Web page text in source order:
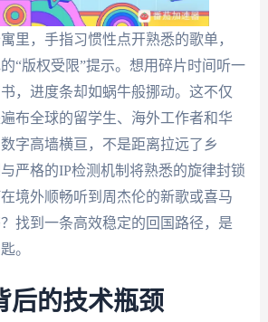
里，手指习惯性点开熟悉的歌单，
“版权受限”提示。想用碎片时间听一
，进度条却如蜗牛般挪动。这不仅
布全球的留学生、海外工作者和华
字高墙横亘，不是距离拉远了乡
严格的IP检测机制将熟悉的旋律封锁
境外顺畅听到周杰伦的新歌或喜马
找到一条高效稳定的回国路径，是
。
后的技术瓶颈